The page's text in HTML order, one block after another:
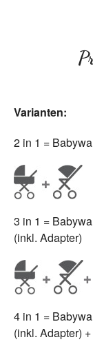
Varianten:
2 in 1 =
3 in 1 =
(inkl. Adapter)
4 in 1 =
(inkl. Adapter)